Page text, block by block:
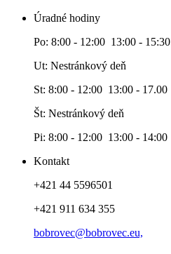
Úradné hodiny
Po: 8:00 - 12:00 13:00 - 15:30
Ut: Nestránkový deň
St: 8:00 - 12:00 13:00 - 17.00
Št: Nestránkový deň
Pi: 8:00 - 12:00 13:00 - 14:00
Kontakt
+421 44 5596501
+421 911 634 355
bobrovec@bobrovec.eu,